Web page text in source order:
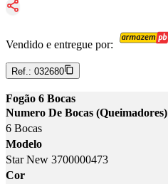
Vendido e entregue por:
Ref.: 032680
Fogão 6 Bocas
Numero De Bocas (Queimadores)
6 Bocas
Modelo
Star New 3700000473
Cor